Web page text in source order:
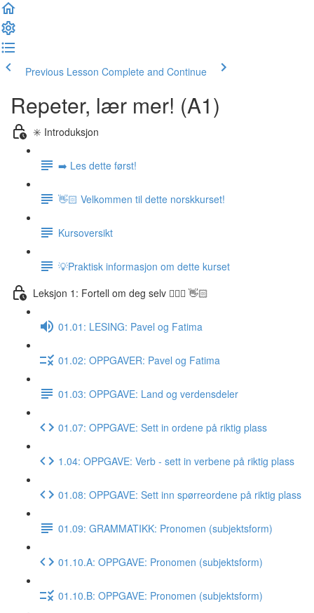
Previous Lesson Complete and Continue
Repeter, lær mer! (A1)
✳️ Introduksjon
➡️ Les dette først!
👋🏻 Velkommen til dette norskkurset!
Kursoversikt
💡Praktisk informasjon om dette kurset
Leksjon 1: Fortell om deg selv 🙋🏽‍♀️ 👋🏻
01.01: LESING: Pavel og Fatima
01.02: OPPGAVER: Pavel og Fatima
01.03: OPPGAVE: Land og verdensdeler
01.07: OPPGAVE: Sett in ordene på riktig plass
1.04: OPPGAVE: Verb - sett in verbene på riktig plass
01.08: OPPGAVE: Sett inn spørreordene på riktig plass
01.09: GRAMMATIKK: Pronomen (subjektsform)
01.10.A: OPPGAVE: Pronomen (subjektsform)
01.10.B: OPPGAVE: Pronomen (subjektsform)